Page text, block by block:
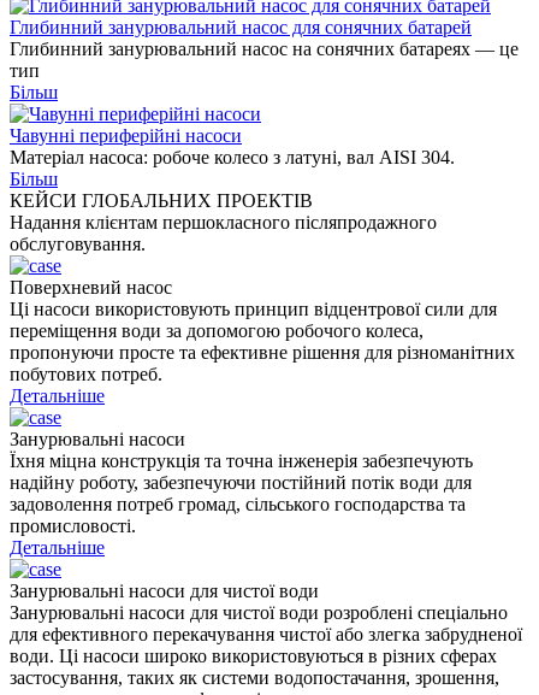
Глибинний занурювальний насос для сонячних батарей
Глибинний занурювальний насос на сонячних батареях — це
тип
Більш
Чавунні периферійні насоси
Матеріал насоса: робоче колесо з латуні, вал AISI 304.
Більш
КЕЙСИ ГЛОБАЛЬНИХ ПРОЕКТІВ
Надання клієнтам першокласного післяпродажного
обслуговування.
Поверхневий насос
Ці насоси використовують принцип відцентрової сили для
переміщення води за допомогою робочого колеса,
пропонуючи просте та ефективне рішення для різноманітних
побутових потреб.
Детальніше
Занурювальні насоси
Їхня міцна конструкція та точна інженерія забезпечують
надійну роботу, забезпечуючи постійний потік води для
задоволення потреб громад, сільського господарства та
промисловості.
Детальніше
Занурювальні насоси для чистої води
Занурювальні насоси для чистої води розроблені спеціально
для ефективного перекачування чистої або злегка забрудненої
води. Ці насоси широко використовуються в різних сферах
застосування, таких як системи водопостачання, зрошення,